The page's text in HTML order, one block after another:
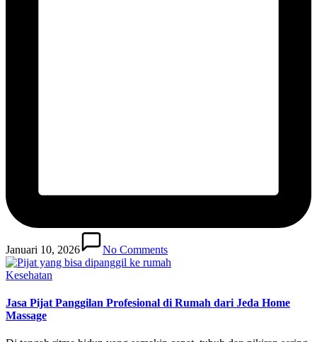
Januari 10, 2026 No Comments
Posted
Kesehatan
Jasa Pijat Panggilan Profesional di Rumah dari Jeda Home
Massage